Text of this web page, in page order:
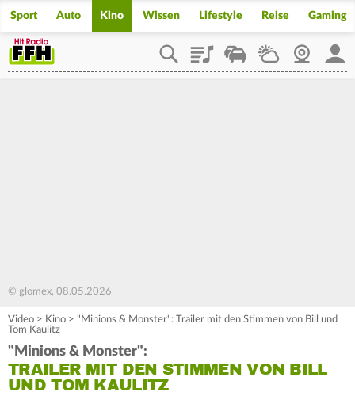
Sport Auto Kino Wissen Lifestyle Reise Gaming
PlaylistStaupilotWetterWebcam
© glomex, 08.05.2026
Video > Kino > "Minions & Monster": Trailer mit den Stimmen von Bill und
Tom Kaulitz
"Minions & Monster":
TRAILER MIT DEN STIMMEN VON BILL
UND TOM KAULITZ